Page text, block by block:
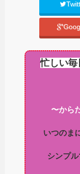
忙しい毎
〜から
いつのま
シンプ